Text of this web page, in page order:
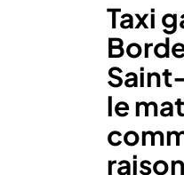
Taxi
le